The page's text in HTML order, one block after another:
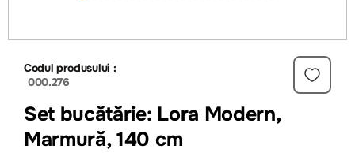
Codul produsului :
000.276
Set bucătărie: Lora Modern,
Marmură, 140 cm